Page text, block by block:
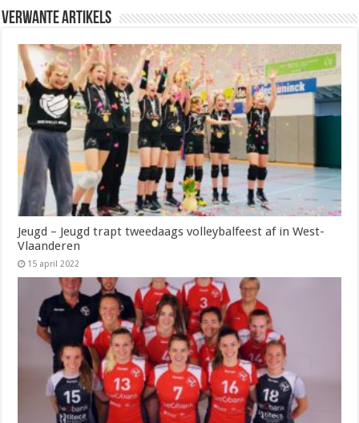
Verwante artikels
Jeugd – Jeugd trapt tweedaags volleybalfeest af in West-
Vlaanderen
15 april 2022